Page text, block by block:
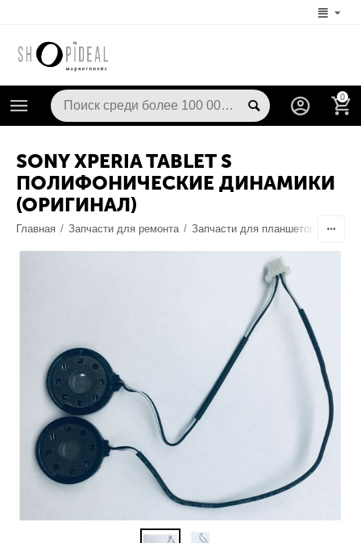
0
SONY XPERIA TABLET S
ПОЛИФОНИЧЕСКИЕ ДИНАМИКИ
(ОРИГИНАЛ)
Главная / Запчасти для ремонта / Запчасти для планшетов